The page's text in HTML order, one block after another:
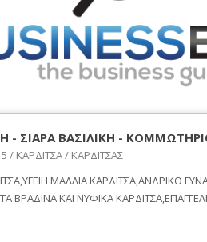
- ΣΙΑΡΑ ΒΑΣΙΛΙΚΗ -
/ ΚΑΡΔΙΤΣΑ / ΚΑΡΔΙΤΣΑΣ
ΜΑΛΛΙΑ ΚΑΡΔΙΤΣΑ,ΑΝΔΡΙΚΟ
ΒΡΑΔΙΝΑ ΚΑΙ ΝΥΦΙΚΑ